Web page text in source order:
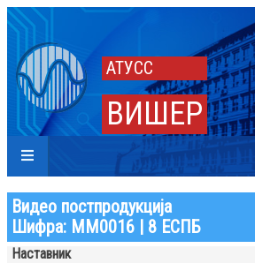
АТУСС
ВИШЕР
Видео постпродукција
Шифра: ММ0016 | 8 ЕСПБ
Наставник